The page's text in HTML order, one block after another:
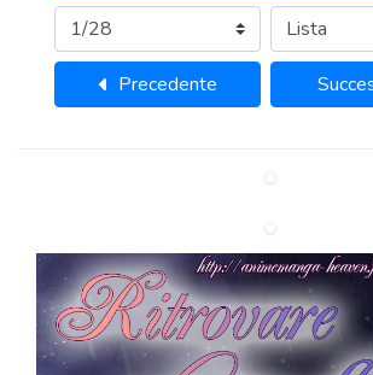
Precedente